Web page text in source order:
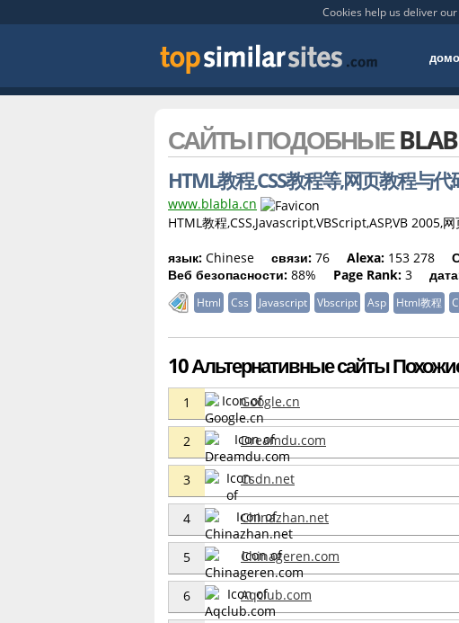
Cookies help us deliver
САЙТЫ ПОДОБНЫЕ
HTML教程,CSS教程等,网页教程与
www.blabla.cn
HTML教程,CSS,Javascript,VBScript,ASP,VB 2005,
язык: Chinese связи: 76 Alexa: 153 278
Веб безопасности: 88% Page Rank: 3
Html Css Javascript Vbscript Asp Html教程
10 Альтернативные сайты
1 Google.cn
2 Dreamdu.com
3 Csdn.net
4 Chinazhan.net
5 Chinageren.com
6 Aqclub.com